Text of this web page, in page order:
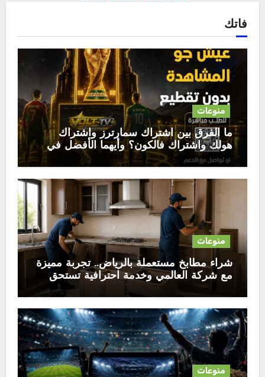
فاتك
منوعات
ما الفرق بين اشتراك سمارترز واشتراك
هولك واشتراك فالكون؟ وأيهما الأفضل في
2026
منوعات
شراء مطابخ مستعملة بالرياض.. تجربة مميزة
مع شركة العالمي وخدمة احترافية تستحق
منوعات